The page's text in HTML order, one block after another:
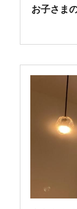
お子さま